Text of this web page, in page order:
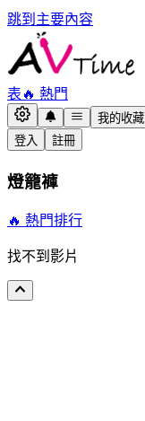
跳到主要內容
表 🔥 熱門
我的收藏
登入
註冊
燈籠褲
🔥 熱門排行
找不到影片